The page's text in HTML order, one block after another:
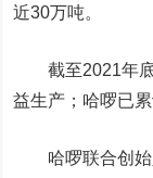
近30万吨。
截至2021年底
益生产；哈啰已
哈啰联合创始